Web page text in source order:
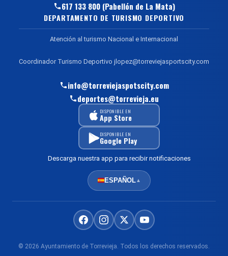
617 133 800 (Pabellón de La Mata)
DEPARTAMENTO DE TURISMO DEPORTIVO
Atención al turismo Nacional e Internacional
Coordinador Turismo Deportivo jlopez@torreviejasportscity.com
info@torreviejaspotscity.com
deportes@torrevieja.eu
DISPONIBLE EN
App Store
DISPONIBLE EN
Google Play
Descarga nuestra app para recibir notificaciones
ESPAÑOL▲
© 2026 Ayuntamiento de Torrevieja. Todos los derechos reservados.